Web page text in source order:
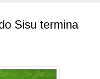
Sisu termina